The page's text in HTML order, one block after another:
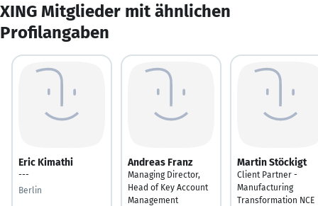
XING Mitglieder mit ähnlichen
Profilangaben
Eric Kimathi
---
Berlin
Andreas Franz
Managing Director,
Head of Key Account
Management
Martin Stöckigt
Client Partner -
Manufacturing
Transformation NCE